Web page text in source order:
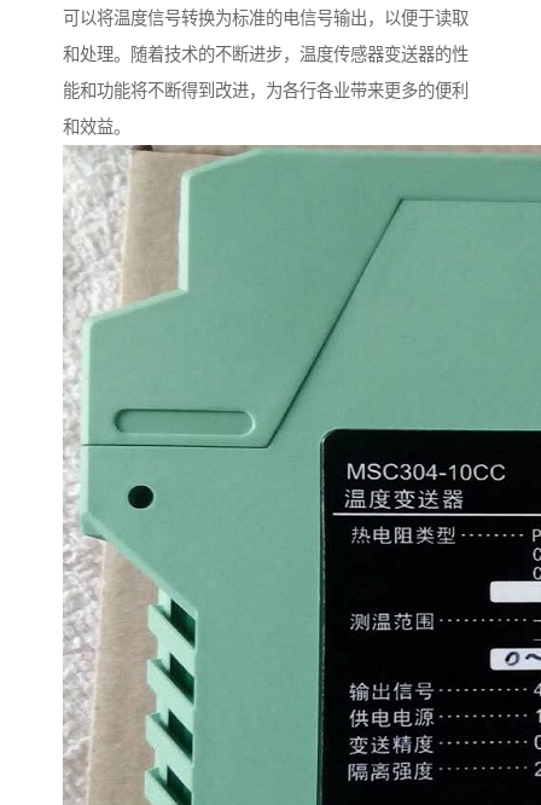
可以将温度信号转换为标准的电信号输出，以便于读取
和处理。随着技术的不断进步，温度传感器变送器的性
能和功能将不断得到改进，为各行各业带来更多的便利
和效益。